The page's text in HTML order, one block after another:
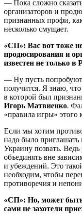
— Пока сложно
организаторов и
признанных профи,
несколько смущает.
«СП»: Вас вот тоже
продюсирования и
известен не только в
— Ну пусть попробуют
получится. Я знаю,
в которой был
Игорь Матвиенко.
«правила игры» этого
Если мы хотим
надо было приглашать
Украину позвать.
объединять вне
и убеждений. Это
необходим, чтобы
противоречия и
«СП»: Но, может
сами не захотели